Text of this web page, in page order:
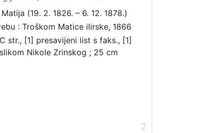
(19. 2. 1826. – 6. 12. 1878.)
: Troškom Matice ilirske, 1866
str., [1] presavijeni list s faks., [1]
Nikole Zrinskog ; 25 cm
2